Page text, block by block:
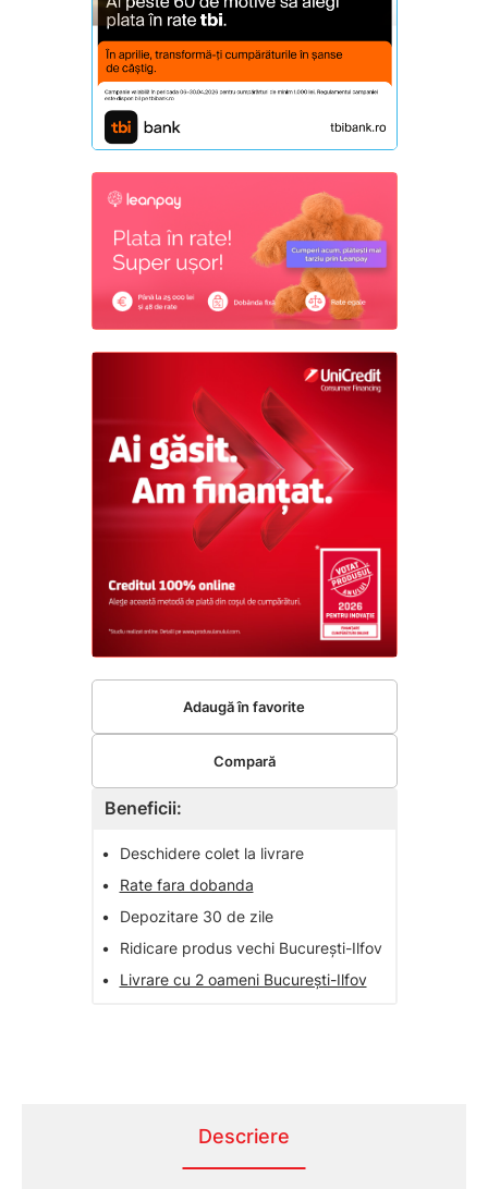
Beneficii:
•
Deschidere colet la livrare
•
Rate fara dobanda
•
Depozitare 30 de zile
•
Ridicare produs vechi București-Ilfov
•
Livrare cu 2 oameni București-Ilfov
Adaugă în favorite
Compară
Descriere